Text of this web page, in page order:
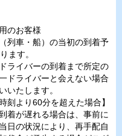
のお客様
列車・船）の当初の到着予
ます。
ライバーの到着まで所定の
ドライバーと会えない場合
いたします。
刻より60分を超えた場合】
着が遅れる場合は、事前に
日の状況により、再手配自